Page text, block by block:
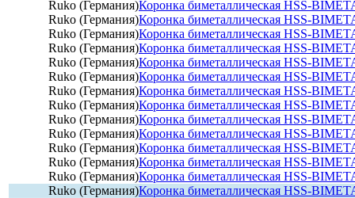
Ruko (Германия)Коронка биметаллическая HSS-
Ruko (Германия)Коронка биметаллическая HSS-
Ruko (Германия)Коронка биметаллическая HSS-
Ruko (Германия)Коронка биметаллическая HSS-
Ruko (Германия)Коронка биметаллическая HSS-
Ruko (Германия)Коронка биметаллическая HSS-
Ruko (Германия)Коронка биметаллическая HSS-
Ruko (Германия)Коронка биметаллическая HSS-
Ruko (Германия)Коронка биметаллическая HSS-
Ruko (Германия)Коронка биметаллическая HSS-
Ruko (Германия)Коронка биметаллическая HSS-
Ruko (Германия)Коронка биметаллическая HSS-
Ruko (Германия)Коронка биметаллическая HSS-
Ruko (Германия)Коронка биметаллическая HSS-